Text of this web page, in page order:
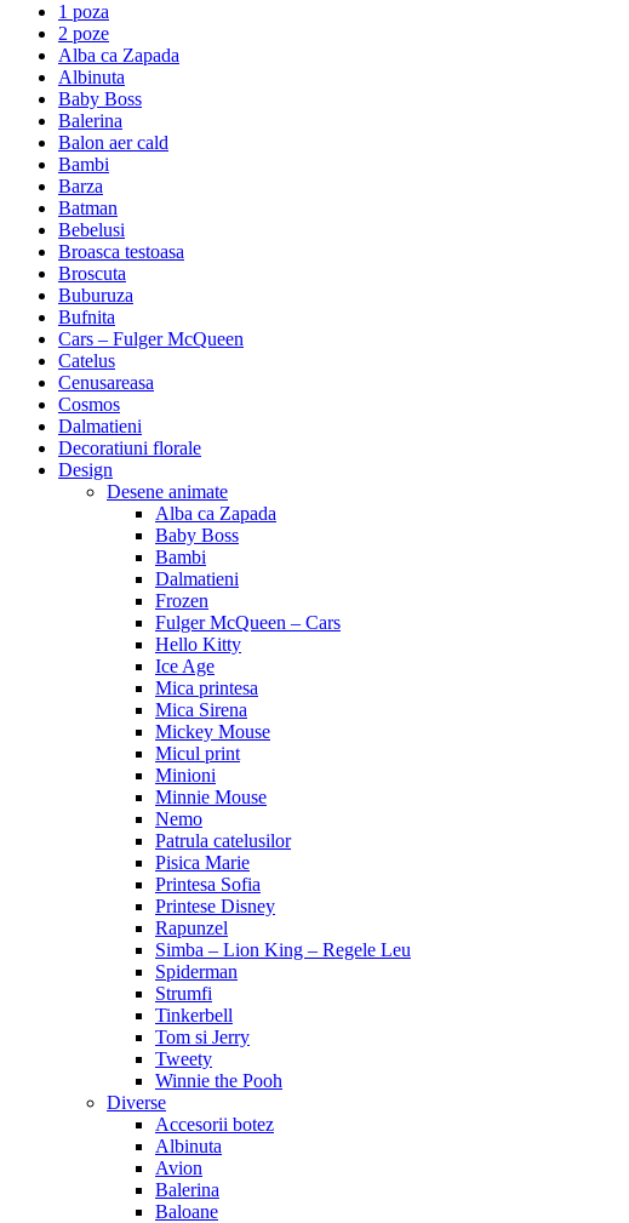
1 poza
2 poze
Alba ca Zapada
Albinuta
Baby Boss
Balerina
Balon aer cald
Bambi
Barza
Batman
Bebelusi
Broasca testoasa
Broscuta
Buburuza
Bufnita
Cars – Fulger McQueen
Catelus
Cenusareasa
Cosmos
Dalmatieni
Decoratiuni florale
Design
Desene animate
Alba ca Zapada
Baby Boss
Bambi
Dalmatieni
Frozen
Fulger McQueen – Cars
Hello Kitty
Ice Age
Mica printesa
Mica Sirena
Mickey Mouse
Micul print
Minioni
Minnie Mouse
Nemo
Patrula catelusilor
Pisica Marie
Printesa Sofia
Printese Disney
Rapunzel
Simba – Lion King – Regele Leu
Spiderman
Strumfi
Tinkerbell
Tom si Jerry
Tweety
Winnie the Pooh
Diverse
Accesorii botez
Albinuta
Avion
Balerina
Baloane